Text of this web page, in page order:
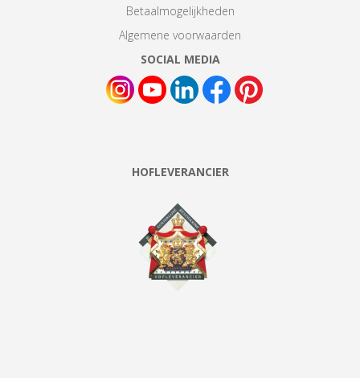
Betaalmogelijkheden
Algemene voorwaarden
SOCIAL MEDIA
HOFLEVERANCIER